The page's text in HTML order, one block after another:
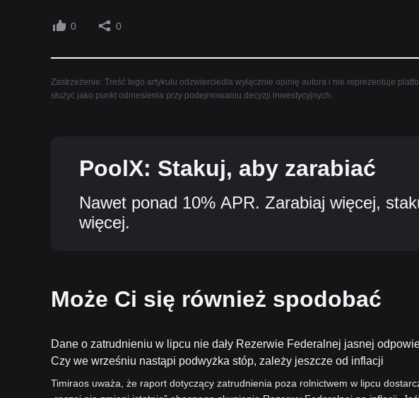
0 0
Zastrzeżenie: Treść tego artykułu odzwierciedla wyłącznie opinię autora i nie reprezentuje
służyć jako punkt odniesienia przy podejmowaniu decyzji inwestycyjnych.
PoolX: Stakuj, aby zarabiać
Nawet ponad 10% APR. Zarabiaj więcej,
więcej.
Może Ci się również spodobać
Dane o zatrudnieniu w lipcu nie dały Rezerwie Federalnej jasnej
Czy we wrześniu nastąpi podwyżka stóp, zależy jeszcze od inflacji
Timiraos uważa, że raport dotyczący zatrudnienia poza rolnictwem w lipcu